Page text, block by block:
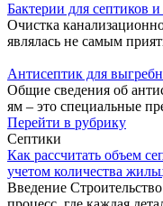
Бактерии для септиков
Очистка
являлась не самым
Антисептик для
Общие сведения об
ям – это специальные
Перейти в рубрику
Септики
Как рассчитать объем
учетом количества
Введение